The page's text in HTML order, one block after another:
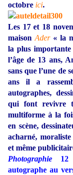
octobre ici.
Les 17 et 18
maison Ader « la
la plus importante
l’âge de 13 ans,
sans que l’une de
ans il a
autographes,
qui font revivre
multiforme à la
en scène,
acharné,
et même
Photographie 12
autographe au